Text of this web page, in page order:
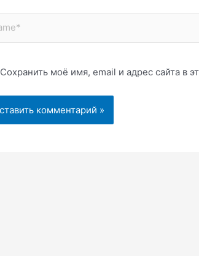
Сохранить моё имя, email и адрес сайта в